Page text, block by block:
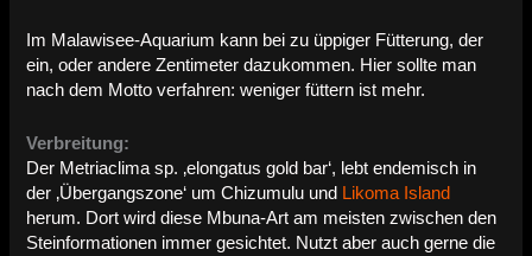
Im Malawisee-Aquarium kann bei zu üppiger Fütterung, der
ein, oder andere Zentimeter dazukommen. Hier sollte man
nach dem Motto verfahren: weniger füttern ist mehr.
Verbreitung:
Der Metriaclima sp. ‚elongatus gold bar‘, lebt endemisch in
der ‚Übergangszone‘ um Chizumulu und Likoma Island
herum. Dort wird diese Mbuna-Art am meisten zwischen den
Steinformationen immer gesichtet. Nutzt aber auch gerne die